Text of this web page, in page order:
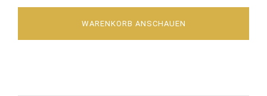
WARENKORB ANSCHAUEN